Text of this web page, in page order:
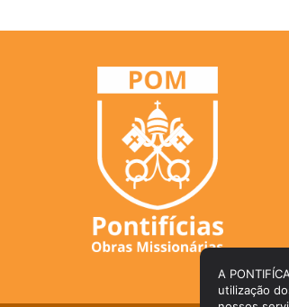
A
utilização